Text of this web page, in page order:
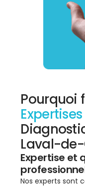
Pourquoi
Expertises
Laval-de-
Expertise et
Nos experts sont